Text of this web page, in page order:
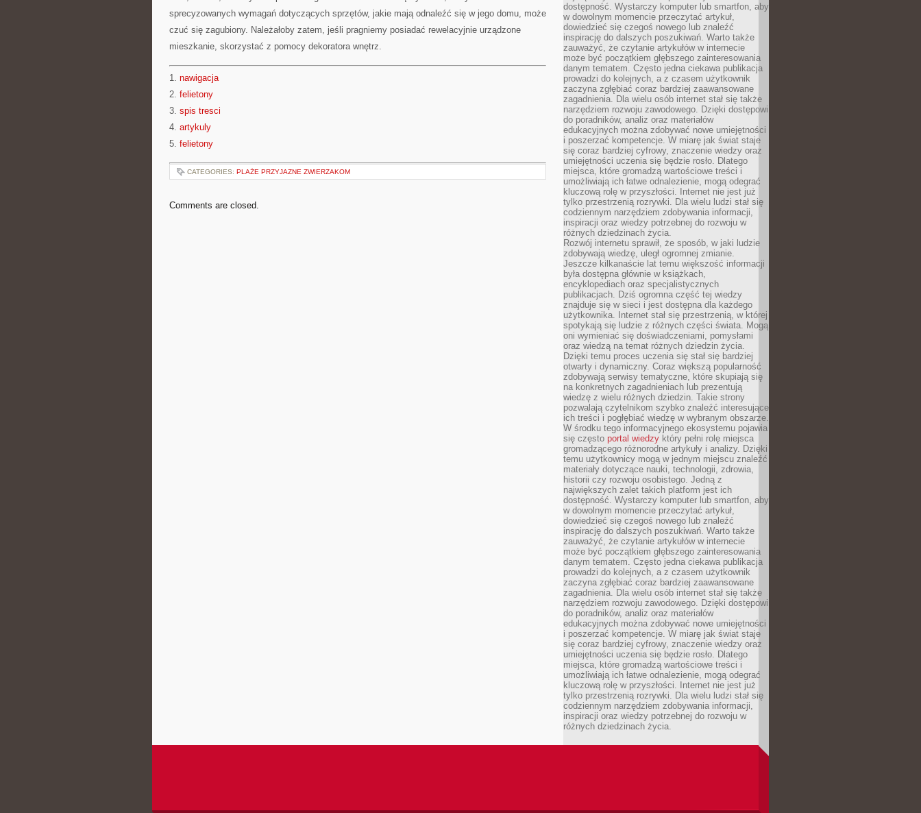
sprecyzowanych wymagań dotyczących sprzętów, jakie mają odnaleźć się w jego domu, może
czuć się zagubiony. Należałoby zatem, jeśli pragniemy posiadać rewelacyjnie urządzone
mieszkanie, skorzystać z pomocy dekoratora wnętrz.
1. nawigacja
2. felietony
3. spis tresci
4. artykuly
5. felietony
CATEGORIES: PLAŻE PRZYJAZNE ZWIERZAKOM
Comments are closed.
dostępność. Wystarczy komputer lub smartfon, aby
w dowolnym momencie przeczytać artykuł,
dowiedzieć się czegoś nowego lub znaleźć
inspirację do dalszych poszukiwań. Warto także
zauważyć, że czytanie artykułów w internecie
może być początkiem głębszego zainteresowania
danym tematem. Często jedna ciekawa publikacja
prowadzi do kolejnych, a z czasem użytkownik
zaczyna zgłębiać coraz bardziej zaawansowane
zagadnienia. Dla wielu osób internet stał się także
narzędziem rozwoju zawodowego. Dzięki dostępowi
do poradników, analiz oraz materiałów
edukacyjnych można zdobywać nowe umiejętności
i poszerzać kompetencje. W miarę jak świat staje
się coraz bardziej cyfrowy, znaczenie wiedzy oraz
umiejętności uczenia się będzie rosło. Dlatego
miejsca, które gromadzą wartościowe treści i
umożliwiają ich łatwe odnalezienie, mogą odegrać
kluczową rolę w przyszłości. Internet nie jest już
tylko przestrzenią rozrywki. Dla wielu ludzi stał się
codziennym narzędziem zdobywania informacji,
inspiracji oraz wiedzy potrzebnej do rozwoju w
różnych dziedzinach życia.
Rozwój internetu sprawił, że sposób, w jaki ludzie
zdobywają wiedzę, uległ ogromnej zmianie.
Jeszcze kilkanaście lat temu większość informacji
była dostępna głównie w książkach,
encyklopediach oraz specjalistycznych
publikacjach. Dziś ogromna część tej wiedzy
znajduje się w sieci i jest dostępna dla każdego
użytkownika. Internet stał się przestrzenią, w której
spotykają się ludzie z różnych części świata. Mogą
oni wymieniać się doświadczeniami, pomysłami
oraz wiedzą na temat różnych dziedzin życia.
Dzięki temu proces uczenia się stał się bardziej
otwarty i dynamiczny. Coraz większą popularność
zdobywają serwisy tematyczne, które skupiają się
na konkretnych zagadnieniach lub prezentują
wiedzę z wielu różnych dziedzin. Takie strony
pozwalają czytelnikom szybko znaleźć interesujące
ich treści i pogłębiać wiedzę w wybranym obszarze.
W środku tego informacyjnego ekosystemu pojawia
się często portal wiedzy który pełni rolę miejsca
gromadzącego różnorodne artykuły i analizy. Dzięki
temu użytkownicy mogą w jednym miejscu znaleźć
materiały dotyczące nauki, technologii, zdrowia,
historii czy rozwoju osobistego. Jedną z
największych zalet takich platform jest ich
dostępność. Wystarczy komputer lub smartfon, aby
w dowolnym momencie przeczytać artykuł,
dowiedzieć się czegoś nowego lub znaleźć
inspirację do dalszych poszukiwań. Warto także
zauważyć, że czytanie artykułów w internecie
może być początkiem głębszego zainteresowania
danym tematem. Często jedna ciekawa publikacja
prowadzi do kolejnych, a z czasem użytkownik
zaczyna zgłębiać coraz bardziej zaawansowane
zagadnienia. Dla wielu osób internet stał się także
narzędziem rozwoju zawodowego. Dzięki dostępowi
do poradników, analiz oraz materiałów
edukacyjnych można zdobywać nowe umiejętności
i poszerzać kompetencje. W miarę jak świat staje
się coraz bardziej cyfrowy, znaczenie wiedzy oraz
umiejętności uczenia się będzie rosło. Dlatego
miejsca, które gromadzą wartościowe treści i
umożliwiają ich łatwe odnalezienie, mogą odegrać
kluczową rolę w przyszłości. Internet nie jest już
tylko przestrzenią rozrywki. Dla wielu ludzi stał się
codziennym narzędziem zdobywania informacji,
inspiracji oraz wiedzy potrzebnej do rozwoju w
różnych dziedzinach życia.